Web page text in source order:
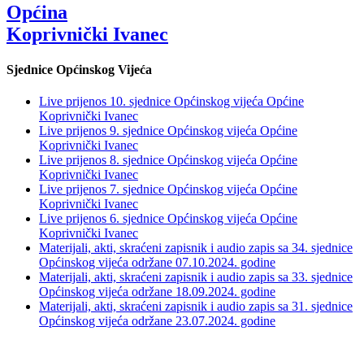
Općina
Koprivnički Ivanec
Sjednice Općinskog Vijeća
Live prijenos 10. sjednice Općinskog vijeća Općine
Koprivnički Ivanec
Live prijenos 9. sjednice Općinskog vijeća Općine
Koprivnički Ivanec
Live prijenos 8. sjednice Općinskog vijeća Općine
Koprivnički Ivanec
Live prijenos 7. sjednice Općinskog vijeća Općine
Koprivnički Ivanec
Live prijenos 6. sjednice Općinskog vijeća Općine
Koprivnički Ivanec
Materijali, akti, skraćeni zapisnik i audio zapis sa 34. sjednice
Općinskog vijeća održane 07.10.2024. godine
Materijali, akti, skraćeni zapisnik i audio zapis sa 33. sjednice
Općinskog vijeća održane 18.09.2024. godine
Materijali, akti, skraćeni zapisnik i audio zapis sa 31. sjednice
Općinskog vijeća održane 23.07.2024. godine